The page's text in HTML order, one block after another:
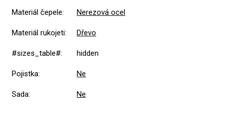
Materiál čepele: Nerezová ocel
Materiál rukojeti: Dřevo
#sizes_table#: hidden
Pojistka: Ne
Sada: Ne